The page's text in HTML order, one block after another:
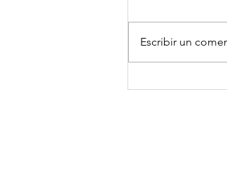
¡Arte, Vino
Escribir un